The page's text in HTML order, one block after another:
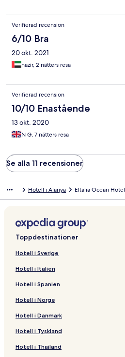
Verifierad recension
6/10 Bra
20 okt. 2021
nazir, 2 nätters resa
Verifierad recension
10/10 Enastående
13 okt. 2020
N G, 7 nätters resa
Se alla 11 recensioner
Hotell i Alanya Eftalia Ocean Hotel
Toppdestinationer
Hotell i Sverige
Hotell i Italien
Hotell i Spanien
Hotell i Norge
Hotell i Danmark
Hotell i Tyskland
Hotell i Thailand